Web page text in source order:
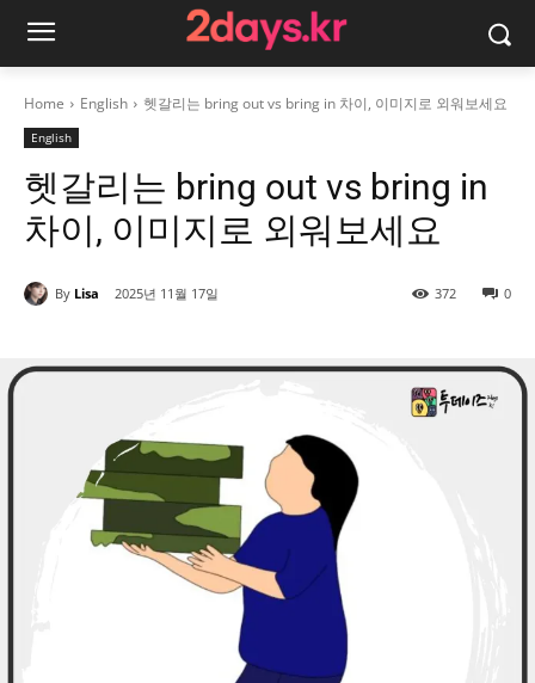
Home English 헷갈리는 bring out vs bring in 차이, 이미지로 외워보세요
English
헷갈리는 bring out vs bring in
차이, 이미지로 외워보세요
By Lisa 2025년 11월 17일 0
372